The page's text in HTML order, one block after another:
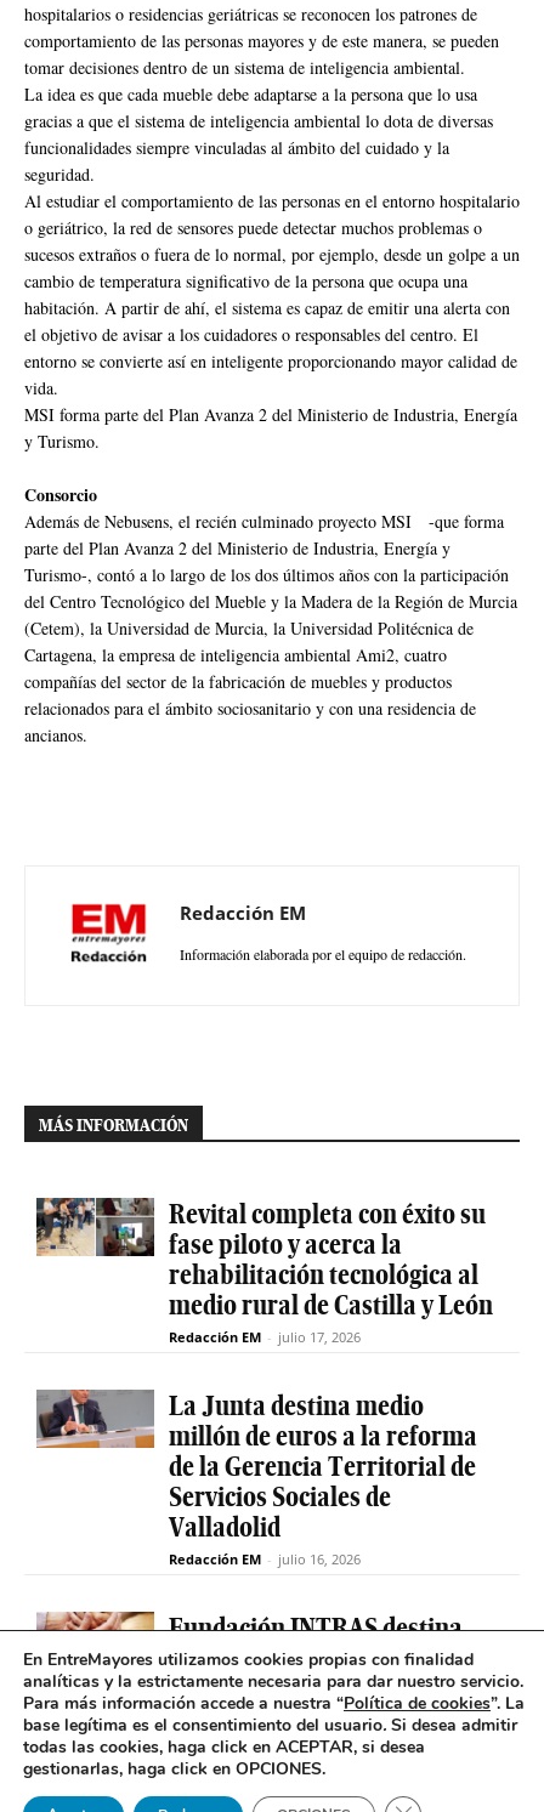
hospitalarios o residencias geriátricas se reconocen los patrones de
comportamiento de las personas mayores y de este manera, se pueden
tomar decisiones dentro de un sistema de inteligencia ambiental.
La idea es que cada mueble debe adaptarse a la persona que lo usa
gracias a que el sistema de inteligencia ambiental lo dota de diversas
funcionalidades siempre vinculadas al ámbito del cuidado y la
seguridad.
Al estudiar el comportamiento de las personas en el entorno hospitalario
o geriátrico, la red de sensores puede detectar muchos problemas o
sucesos extraños o fuera de lo normal, por ejemplo, desde un golpe a un
cambio de temperatura significativo de la persona que ocupa una
habitación. A partir de ahí, el sistema es capaz de emitir una alerta con
el objetivo de avisar a los cuidadores o responsables del centro. El
entorno se convierte así en inteligente proporcionando mayor calidad de
vida.
MSI forma parte del Plan Avanza 2 del Ministerio de Industria, Energía
y Turismo.
Consorcio
Además de Nebusens, el recién culminado proyecto MSI -que forma
parte del Plan Avanza 2 del Ministerio de Industria, Energía y
Turismo-, contó a lo largo de los dos últimos años con la participación
del Centro Tecnológico del Mueble y la Madera de la Región de Murcia
(Cetem), la Universidad de Murcia, la Universidad Politécnica de
Cartagena, la empresa de inteligencia ambiental Ami2, cuatro
compañías del sector de la fabricación de muebles y productos
relacionados para el ámbito sociosanitario y con una residencia de
ancianos.
Redacción EM
Información elaborada por el equipo de redacción.
MÁS INFORMACIÓN
Revital completa con éxito su
fase piloto y acerca la
rehabilitación tecnológica al
medio rural de Castilla y León
Redacción EM - julio 17, 2026
La Junta destina medio
millón de euros a la reforma
de la Gerencia Territorial de
Servicios Sociales de
Valladolid
Redacción EM - julio 16, 2026
Fundación INTRAS destina
6.000 euros a proyectos
sociales que impulsen la
salud mental en Castilla y
León
Redacción EM - julio 16, 2026
En EntreMayores utilizamos cookies propias con finalidad
analíticas y la estrictamente necesaria para dar nuestro servicio.
Para más información accede a nuestra “Política de cookies”. La
base legítima es el consentimiento del usuario. Si desea admitir
todas las cookies, haga click en ACEPTAR, si desea
gestionarlas, haga click en OPCIONES.